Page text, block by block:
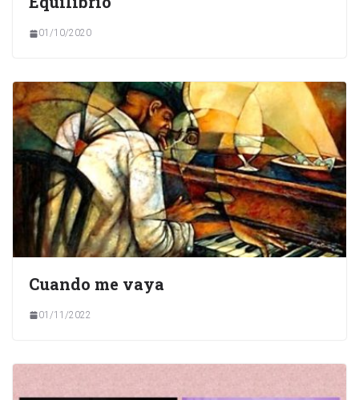
01/10/2020
Cuando me vaya
01/11/2022